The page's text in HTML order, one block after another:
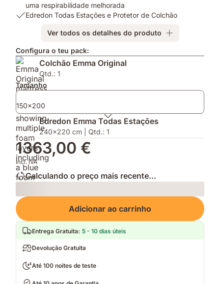
Emma
Original,
Melhor
do
Teste
DECO
2026
Almofada
tecnologia
AirGrid®
para
uma
respirabilidade
melhorada
uma respirabilidade melhorada
USP
Estações
e
Protetor
de
Colchão
Edredon Todas Estações e Protetor de Colchão
Ver todos os detalhes do produto
Configura o teu pack:
Colchão Emma Original
Qtd.: 1
Tamanho
150x200
Edredon Emma Todas Estações
240x220 cm | Qtd.: 1
1363,00 €
Incl. IVA
Calculando o preço mais recente...
Loading
Adicionar ao carrinho
Entrega Gratuita: 5 - 10 dias úteis
Devolução Gratuita
Até 100 noites de teste